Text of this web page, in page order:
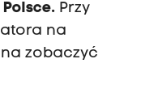
Przy
na
zobaczyć